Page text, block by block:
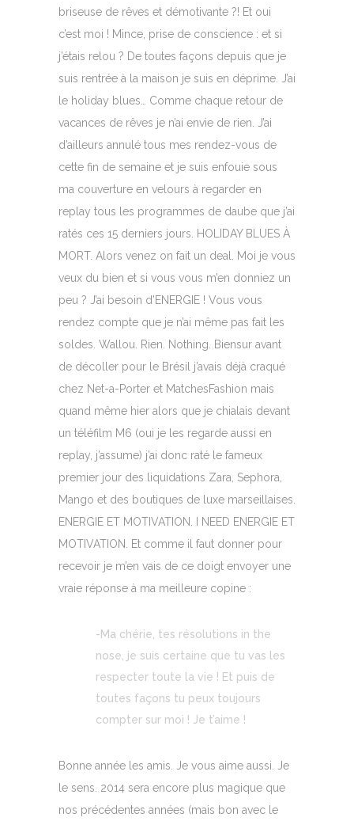
briseuse de rêves et démotivante ?! Et oui
c’est moi ! Mince, prise de conscience : et si
j’étais relou ? De toutes façons depuis que je
suis rentrée à la maison je suis en déprime. J’ai
le holiday blues… Comme chaque retour de
vacances de rêves je n’ai envie de rien. J’ai
d’ailleurs annulé tous mes rendez-vous de
cette fin de semaine et je suis enfouie sous
ma couverture en velours à regarder en
replay tous les programmes de daube que j’ai
ratés ces 15 derniers jours. HOLIDAY BLUES À
MORT. Alors venez on fait un deal. Moi je vous
veux du bien et si vous vous m’en donniez un
peu ? J’ai besoin d’ENERGIE ! Vous vous
rendez compte que je n’ai même pas fait les
soldes. Wallou. Rien. Nothing. Biensur avant
de décoller pour le Brésil j’avais déjà craqué
chez Net-a-Porter et MatchesFashion mais
quand même hier alors que je chialais devant
un téléfilm M6 (oui je les regarde aussi en
replay, j’assume) j’ai donc raté le fameux
premier jour des liquidations Zara, Sephora,
Mango et des boutiques de luxe marseillaises.
ENERGIE ET MOTIVATION. I NEED ENERGIE ET
MOTIVATION. Et comme il faut donner pour
recevoir je m’en vais de ce doigt envoyer une
vraie réponse à ma meilleure copine :
-Ma chérie, tes résolutions in the
nose, je suis certaine que tu vas les
respecter toute la vie ! Et puis de
toutes façons tu peux toujours
compter sur moi ! Je t’aime !
Bonne année les amis. Je vous aime aussi. Je
le sens. 2014 sera encore plus magique que
nos précédentes années (mais bon avec le